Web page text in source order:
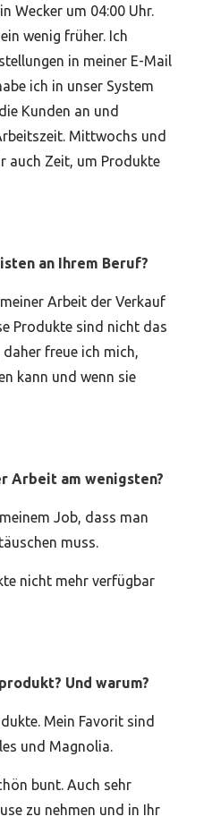
Wecker um 04:00 Uhr.
wenig früher. Ich
in meiner E-Mail
ich in unser System
Kunden an und
Mittwochs und
auch Zeit, um Produkte
an Ihrem Beruf?
Arbeit der Verkauf
Produkte sind nicht das
freue ich mich,
kann und wenn sie
Arbeit am wenigsten?
Job, dass man
muss.
nicht mehr verfügbar
Und warum?
Mein Favorit sind
und Magnolia.
bunt. Auch sehr
zu nehmen und in Ihr